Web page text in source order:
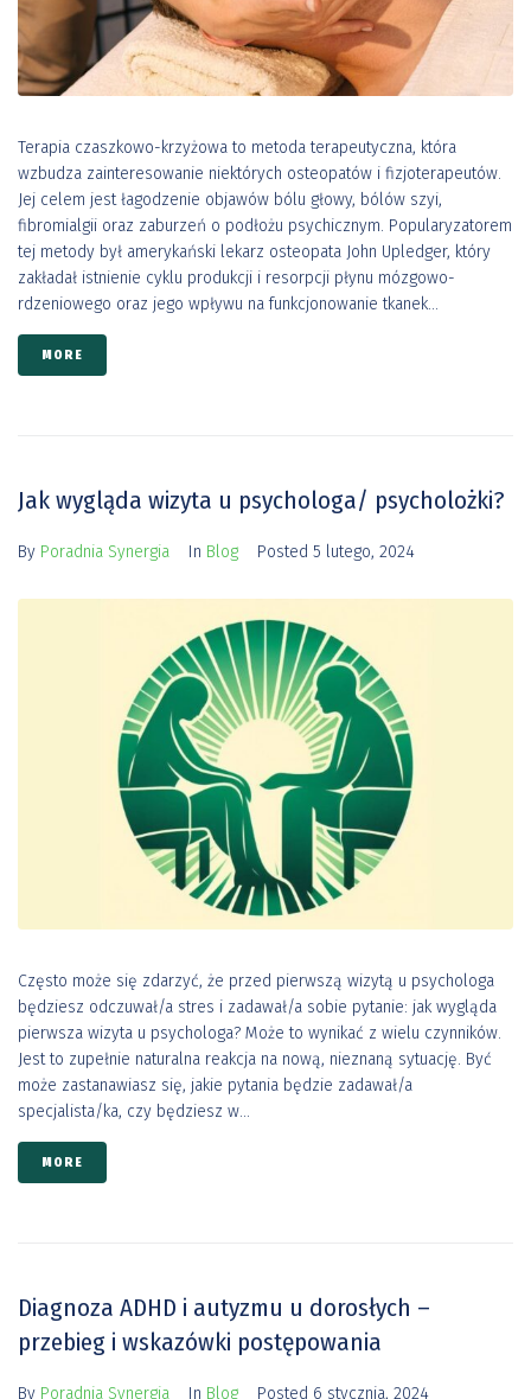
Terapia czaszkowo-krzyżowa to metoda terapeutyczna, która
wzbudza zainteresowanie niektórych osteopatów i fizjoterapeutów.
Jej celem jest łagodzenie objawów bólu głowy, bólów szyi,
fibromialgii oraz zaburzeń o podłożu psychicznym. Popularyzatorem
tej metody był amerykański lekarz osteopata John Upledger, który
zakładał istnienie cyklu produkcji i resorpcji płynu mózgowo-
rdzeniowego oraz jego wpływu na funkcjonowanie tkanek...
MORE
Jak wygląda wizyta u psychologa/ psycholożki?
By Poradnia Synergia In Blog Posted 5 lutego, 2024
Często może się zdarzyć, że przed pierwszą wizytą u psychologa
będziesz odczuwał/a stres i zadawał/a sobie pytanie: jak wygląda
pierwsza wizyta u psychologa? Może to wynikać z wielu czynników.
Jest to zupełnie naturalna reakcja na nową, nieznaną sytuację. Być
może zastanawiasz się, jakie pytania będzie zadawał/a
specjalista/ka, czy będziesz w...
MORE
Diagnoza ADHD i autyzmu u dorosłych –
przebieg i wskazówki postępowania
By Poradnia Synergia In Blog Posted 6 stycznia, 2024